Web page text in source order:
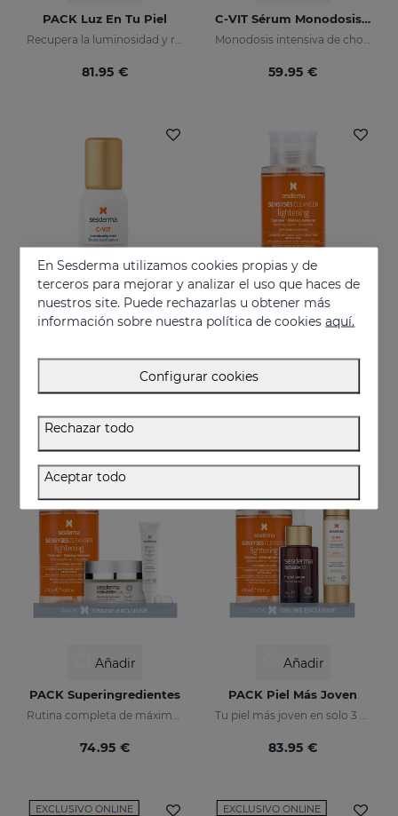
PACK Luz En Tu Piel
81.95 €
C-VIT Sérum Monodosis 5x7ml
59.95 €
Añadir
C-VIT Mist
Bruma de belleza iluminadora y antioxidante
Añadir
SENSYSES Lightening Cleanser Desmaquillante Limpiador
EXCLUSIVO ONLINE
Añadir
PACK Superingredientes
74.95 €
EXCLUSIVO ONLINE
Añadir
PACK Piel Más Joven
83.95 €
EXCLUSIVO ONLINE EXCLUSIVO ONLINE
En Sesderma utilizamos cookies propias y de
terceros para mejorar y analizar el uso que haces de
nuestros site. Puede rechazarlas u obtener más
información sobre nuestra política de cookiesaquí.
Configurar cookies
Rechazar todo
Aceptar todo